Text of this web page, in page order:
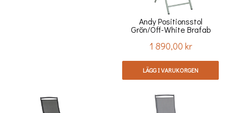
Andy Positionsstol
Grön/off-White Brafab
Pris
1 890,00 kr
LÄGG I VARUKORGEN